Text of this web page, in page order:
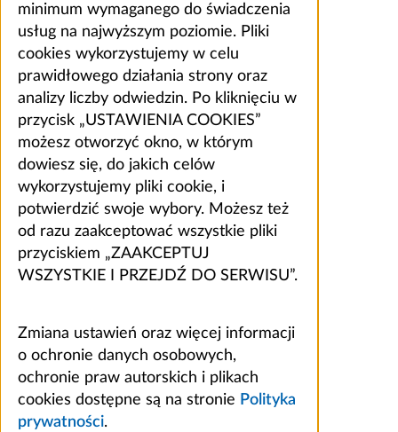
minimum wymaganego do świadczenia
usług na najwyższym poziomie. Pliki
cookies wykorzystujemy w celu
prawidłowego działania strony oraz
analizy liczby odwiedzin. Po kliknięciu w
przycisk „USTAWIENIA COOKIES”
możesz otworzyć okno, w którym
dowiesz się, do jakich celów
wykorzystujemy pliki cookie, i
potwierdzić swoje wybory. Możesz też
od razu zaakceptować wszystkie pliki
przyciskiem „ZAAKCEPTUJ
WSZYSTKIE I PRZEJDŹ DO SERWISU”.
Zmiana ustawień oraz więcej informacji
o ochronie danych osobowych,
ochronie praw autorskich i plikach
cookies dostępne są na stronie Polityka
prywatności.